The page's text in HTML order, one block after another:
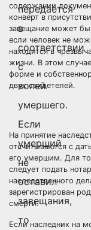
передается
в
соответствии
с
волей
умершего.
Если
умерший
не
оставил
завещания,
то
содержании
конверт в
завещание может
если человек не
находится в
жизни. В этом
форме и
двух свидетелей.
На принятие
отсчитываются с
его умершим. Для
следует подать
наследственного
зарегистрирован
смерти.
Если наследник на